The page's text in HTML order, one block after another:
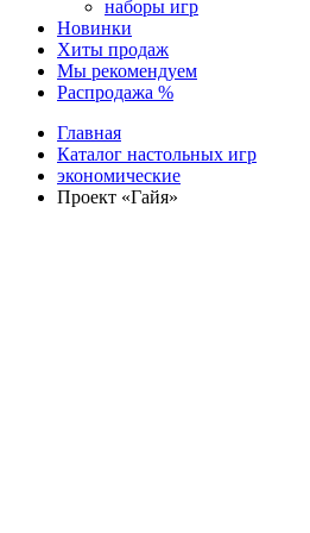
наборы игр
Новинки
Хиты продаж
Мы рекомендуем
Распродажа %
Главная
Каталог настольных игр
экономические
Проект «Гайя»